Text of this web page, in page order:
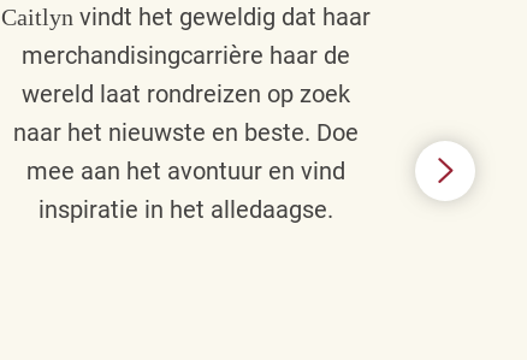
Caitlyn vindt het geweldig dat haar
merchandisingcarrière haar de
wereld laat rondreizen op zoek
naar het nieuwste en beste. Doe
mee aan het avontuur en vind
inspiratie in het alledaagse.